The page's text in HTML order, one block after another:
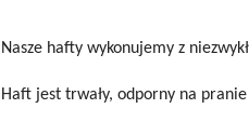
Nasze hafty wykonujemy z
Haft jest trwały, odporny na